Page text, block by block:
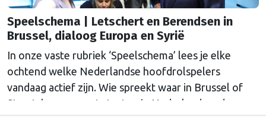
Speelschema | Letschert en Berendsen in
Brussel, dialoog Europa en Syrië
In onze vaste rubriek ‘Speelschema’ lees je elke
ochtend welke Nederlandse hoofdrolspelers
vandaag actief zijn. Wie spreekt waar in Brussel of
Straatsburg, en wat staat er in Nederland op de